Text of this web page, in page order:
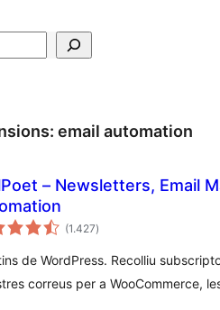
email automation
– Newsletters, Email
(1.427puntuacions
totals
)
de WordPress. Recolliu
correus per a WooCommerce,